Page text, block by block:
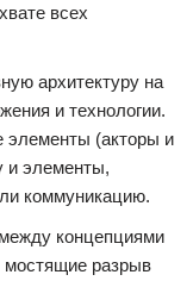
всех
архитектуру на
и технологии.
элементы (акторы и
и элементы,
коммуникацию.
концепциями
мостящие разрыв